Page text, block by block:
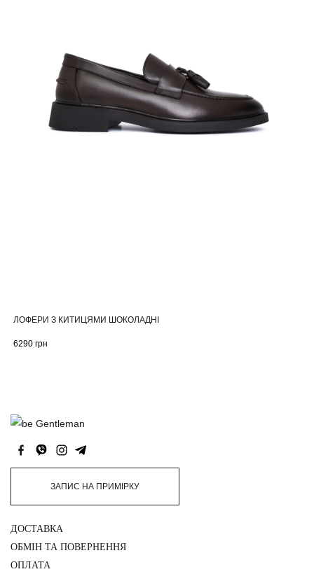
ЛОФЕРИ З КИТИЦЯМИ ШОКОЛАДНІ
6290 грн
ЗАПИС НА ПРИМІРКУ
ДОСТАВКА
ОБМІН ТА ПОВЕРНЕННЯ
ОПЛАТА